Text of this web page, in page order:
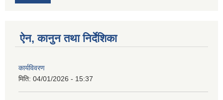
ऐन, कानुन तथा निर्देशिका
कार्यविवरण
मिति: 04/01/2026 - 15:37